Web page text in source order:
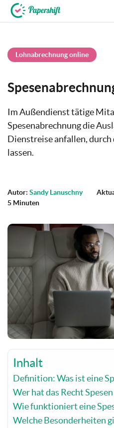
Lohnabrechnung online
Im Außendienst tätige
Spesenabrechnung die
Dienstreise anfallen,
lassen.
Autor: Sandy Lanuschny
5 Minuten
Inhalt
Definition: Was ist eine
Wer hat das Recht
Wie funktioniert eine
Welche Besonderheiten